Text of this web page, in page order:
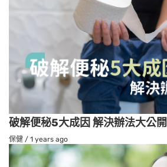
破解便秘5大成因 解決辦法大公開
保健 / 1 years ago